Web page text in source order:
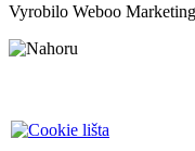
Vyrobilo Weboo